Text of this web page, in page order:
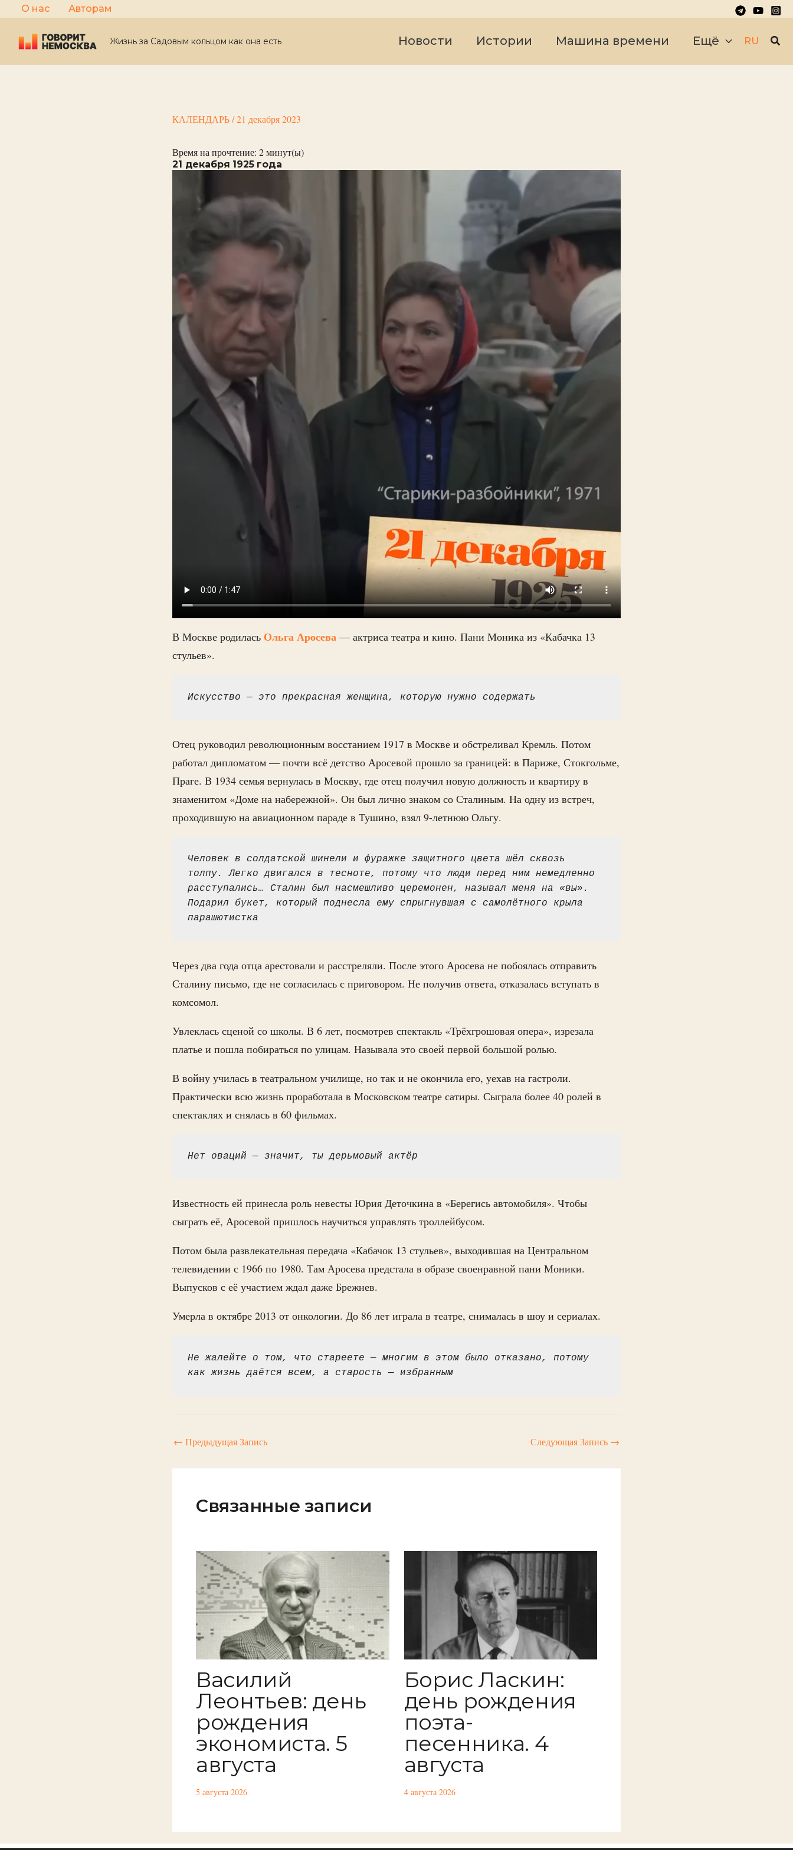
Перейти
к
содержимому
О нас Авторам
Жизнь за Садовым кольцом как она есть Новости Истории Машина времени Ещё RU
КАЛЕНДАРЬ/21 декабря 2023
Время на прочтение: 2минут(ы)
21 декабря 1925 года
В Москве родилась Ольга Аросева — актриса театра и кино. Пани Моника из «Кабачка 13
стульев».
Искусство — это прекрасная женщина, которую нужно содержать
Отец руководил революционным восстанием 1917 в Москве и обстреливал Кремль. Потом
работал дипломатом — почти всё детство Аросевой прошло за границей: в Париже, Стокгольме,
Праге. В 1934 семья вернулась в Москву, где отец получил новую должность и квартиру в
знаменитом «Доме на набережной». Он был лично знаком со Сталиным. На одну из встреч,
проходившую на авиационном параде в Тушино, взял 9-летнюю Ольгу.
Человек в солдатской шинели и фуражке защитного цвета шёл сквозь
толпу. Легко двигался в тесноте, потому что люди перед ним немедленно
расступались… Сталин был насмешливо церемонен, называл меня на «вы».
Подарил букет, который поднесла ему спрыгнувшая с самолётного крыла
парашютистка
Через два года отца арестовали и расстреляли. После этого Аросева не побоялась отправить
Сталину письмо, где не согласилась с приговором. Не получив ответа, отказалась вступать в
комсомол.
Увлеклась сценой со школы. В 6 лет, посмотрев спектакль «Трёхгрошовая опера», изрезала
платье и пошла побираться по улицам. Называла это своей первой большой ролью.
В войну училась в театральном училище, но так и не окончила его, уехав на гастроли.
Практически всю жизнь проработала в Московском театре сатиры. Сыграла более 40 ролей в
спектаклях и снялась в 60 фильмах.
Нет оваций — значит, ты дерьмовый актёр
Известность ей принесла роль невесты Юрия Деточкина в «Берегись автомобиля». Чтобы
сыграть её, Аросевой пришлось научиться управлять троллейбусом.
Потом была развлекательная передача «Кабачок 13 стульев», выходившая на Центральном
телевидении с 1966 по 1980. Там Аросева предстала в образе своенравной пани Моники.
Выпусков с её участием ждал даже Брежнев.
Умерла в октябре 2013 от онкологии. До 86 лет играла в театре, снималась в шоу и сериалах.
Не жалейте о том, что стареете — многим в этом было отказано, потому
как жизнь даётся всем, а старость — избранным
← Предыдущая Запись Следующая Запись →
Связанные записи
Василий
Леонтьев: день
рождения
экономиста. 5
августа
5 августа 2026
Борис Ласкин:
день рождения
поэта-
песенника. 4
августа
4 августа 2026